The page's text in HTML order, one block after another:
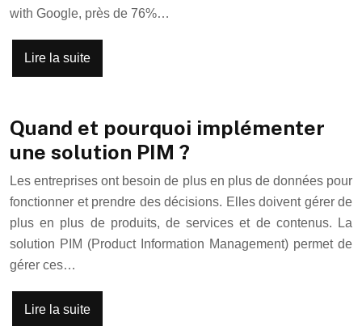
with Google, près de 76%…
Lire la suite
Quand et pourquoi implémenter
une solution PIM ?
Les entreprises ont besoin de plus en plus de données pour
fonctionner et prendre des décisions. Elles doivent gérer de
plus en plus de produits, de services et de contenus. La
solution PIM (Product Information Management) permet de
gérer ces…
Lire la suite